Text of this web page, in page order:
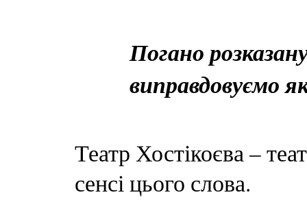
Погано
виправдовуємо
Театр Хостікоєва –
сенсі цього слова.